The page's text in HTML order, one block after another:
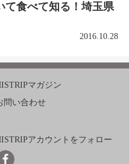
て食べて知る！埼玉県
2016.10.28
マガジン
問い合わせ
アカウントをフォロー